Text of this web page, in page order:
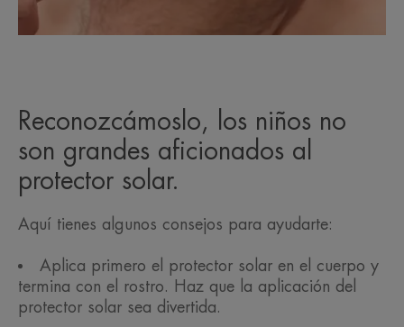
Reconozcámoslo, los niños no
son grandes aficionados al
protector solar.
Aquí tienes algunos consejos para ayudarte:
Aplica primero el protector solar en el cuerpo y
termina con el rostro. Haz que la aplicación del
protector solar sea divertida.